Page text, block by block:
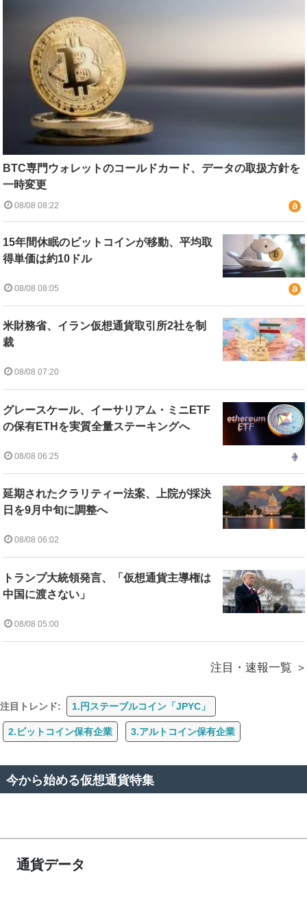
BTC専門ウォレットのコールドカード、データの取扱方針を
一時変更
08/08 08:22
15年間休眠のビットコインが移動、平均取
得単価は約10ドル
08/08 08:05
米財務省、イラン仮想通貨取引所2社を制
裁
08/08 07:20
グレースケール、イーサリアム・ミニETF
の保有ETHを実質全量ステーキングへ
08/08 06:25
延期されたクラリティー法案、上院が採決
日を9月中旬に調整へ
08/08 06:02
トランプ大統領発言、「仮想通貨主導権は
中国に渡さない」
08/08 05:00
注目・速報一覧
注目トレンド: 1.円ステーブルコイン「JPYC」
2.ビットコイン保有企業 3.アルトコイン保有企業
今から始める仮想通貨特集
通貨データ